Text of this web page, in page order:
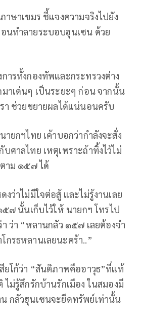
าษาเขมร ชี้แจงความจริงไปยัง
นทำลายระบอบฮุนเซน ด้วย
ารทั้งกองทัพและกระทรวงต่าง
าเด่นๆ เป็นระยะๆ ก่อน จากนั้น
า ช่วยขยายผลได้แน่นอนครับ
ยกฯไทย เค้าบอกว่ากำลังจะสั่ง
ศาลไทย เหตุเพราะถ้าทิ้งไว้ไม่
าม ๑๕๗ ได้
ว่าไม่มีใจต่อสู้ และไม่รู้งานเลย
๗ นั้นเก็บไว้ให้ นายกฯ โทรไป
ว่า “หลานกลัว ๑๕๗ เลยต้องจำ
กรธหลานเลยนะคร้า..”
ยโก้ว่า “สันติภาพคืออาวุธ”ที่แท้
ม่รู้สึกรักบ้านรักเมือง ในสมองมี
กลัวฮุนเซนจะยึดทรัพย์เท่านั้น